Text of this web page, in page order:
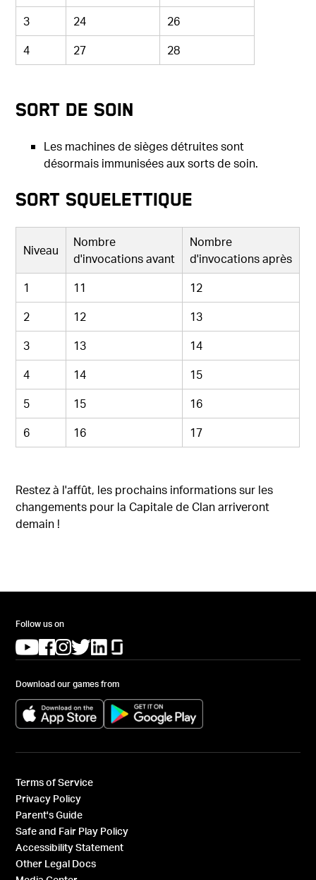
3
24
26
4
27 28
Sort de soin
Les machines de sièges détruites sont
désormais immunisées aux sorts de soin.
Sort squelettique
Niveau
Nombre
d'invocations avant
Nombre
d'invocations après
1
11
12
2
12
13
3
13
14
4
14
15
5
15
16
6
16 17
Restez à l'affût, les prochains informations sur les
changements pour la Capitale de Clan arriveront
demain !
Follow us on
(opens in a new tab)
(opens in a new tab)
(opens in a new tab)
(opens in a new tab)
(opens in a new tab)
Download our games from
(opens in a new tab) (opens in a new tab)
Terms of Service
Privacy Policy
Parent's Guide
Safe and Fair Play Policy
Accessibility Statement
Other Legal Docs